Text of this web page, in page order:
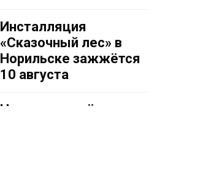
Инсталляция
«Сказочный лес» в
Норильске зажжётся
10 августа
Норильск зовёт на